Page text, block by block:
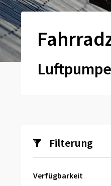
Filterung
Verfügbarkeit